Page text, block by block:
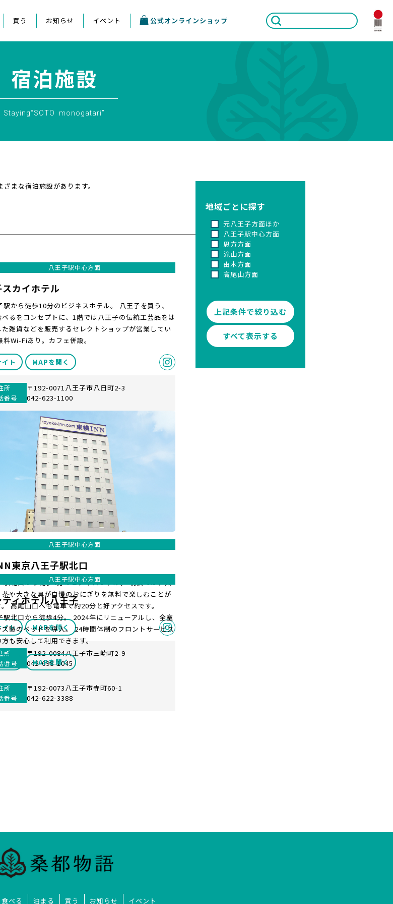
買う お知らせ イベント 公式オンラインショップ
宿泊施設
Staying“SOTO monogatari”
まな宿泊施設があります。
八王子駅中心方面
カイホテル
駅から徒歩10分のビジネスホテル。 八王子を買う、
るをコンセプトに、1階では八王子の伝統工芸品をは
た雑貨などを販売するセレクトショップが営業してい
料Wi-Fiあり。カフェ併設。
ト MAPを開く
所 〒192-0071八王子市八日町2-3
番号 042-623-1100
八王子駅中心方面
東京八王子駅北口
駅北口から徒歩4分のビジネスホテル。 朝食では、桑
茶や大きな具が自慢のおにぎりを無料で楽しむことが
高尾山口へも電車で約20分と好アクセスです。
ト MAPを開く
所 〒192-0084八王子市三崎町2-9
番号 042-698-1045
八王子駅中心方面
ィホテル八王子
駅北口から徒歩4分。 2024年にリニューアルし、全室
製のベッドを導入。 24時間体制のフロントサービス
も安心して利用できます。
イト MAPを開く
所 〒192-0073八王子市寺町60-1
番号 042-622-3388
地域ごとに探す
元八王子方面ほか
八王子駅中心方面
恩方方面
滝山方面
由木方面
高尾山方面
すべて表示する
食べる 泊まる 買う お知らせ イベント